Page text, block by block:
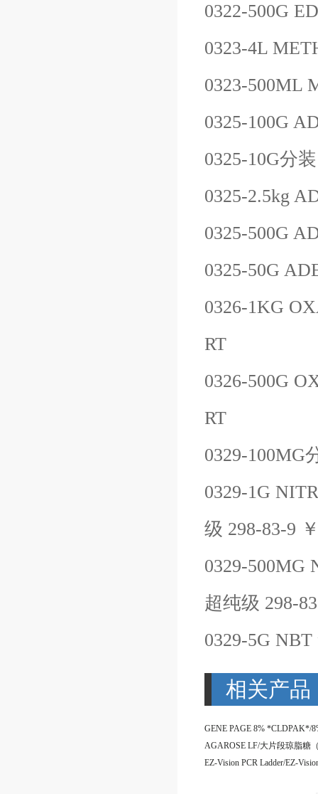
0322-500G
0323-4L
0323-500ML
0325-100G
0325-10G分装
0325-2.5kg
0325-500G
0325-50G
0326-1KG
RT
0326-500G
RT
0329-100MG
0329-1G
级 298-83-9
0329-500MG
超纯级 298-
0329-5G NBT
相关产品